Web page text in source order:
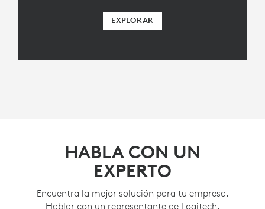
EXPLORAR
HABLA CON UN
EXPERTO
Encuentra la mejor solución para tu empresa.
Hablar con un representante de Logitech.